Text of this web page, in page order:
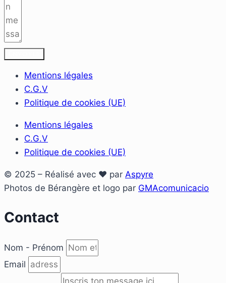
Mentions légales
C.G.V
Politique de cookies (UE)
Mentions légales
C.G.V
Politique de cookies (UE)
© 2025 – Réalisé avec ♥ par Aspyre
Photos de Bérangère et logo par GMAcomunicacio
Contact
Nom - Prénom
Email